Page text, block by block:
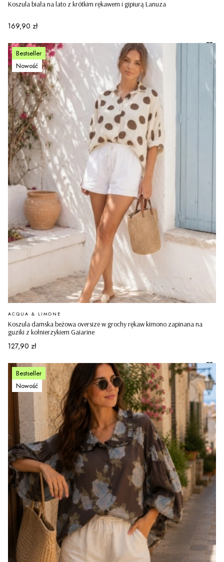
Koszula biała na lato z krótkim rękawem i gipiurą Lanuza
Cena
169,90 zł
Bestseller
Nowość
Koszula damska beżowa oversize w grochy rękaw kimono zapinana na
guziki z kołnierzykiem Gaiarine
PRODUCENT
ACQUA & LIMONE
Cena
127,90 zł
Bestseller
Nowość